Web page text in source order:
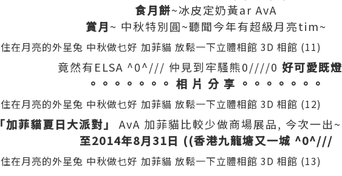
食月餅~冰皮定奶黃ar AvA
賞月~ 中秋特別圓~聽聞今年有超級月亮tim~
竟然有ELSA ^0^/// 仲見到牢騷熊0////0 好可愛既
。 。。。。。。 相 片 分 享 。。。。。。 。
「加菲貓夏日大派對」 AvA 加菲貓比較少做商場展品, 今次一出~
至2014年8月31日 ((香港九龍塘又一城 ^0^///